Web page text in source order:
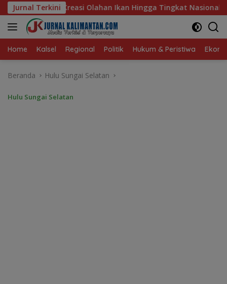
Langsung
ke
konten
Jurnal Terkini
Hingga Tingkat Nasional Pada Lomba Masak Serba Ikan
Home Kalsel Regional Politik Hukum & Peristiwa
Beranda Hulu Sungai Selatan
Hulu Sungai Selatan